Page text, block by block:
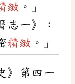
緻 。」
志一》：
精緻 。」
》第四一